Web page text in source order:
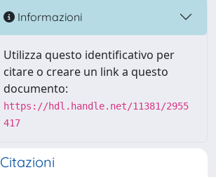
Informazioni
Utilizza questo identificativo per
citare o creare un link a questo
documento:
https://hdl.handle.net/11381/2955
417
Citazioni